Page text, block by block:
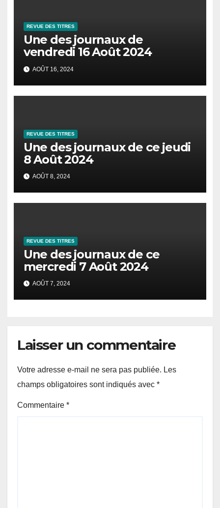
REVUE DES TITRES
Une des journaux de
vendredi 16 Août 2024
AOÛT 16, 2024
REVUE DES TITRES
Une des journaux de ce jeudi
8 Août 2024
AOÛT 8, 2024
REVUE DES TITRES
Une des journaux de ce
mercredi 7 Août 2024
AOÛT 7, 2024
Laisser un commentaire
Votre adresse e-mail ne sera pas publiée. Les
champs obligatoires sont indiqués avec *
Commentaire *